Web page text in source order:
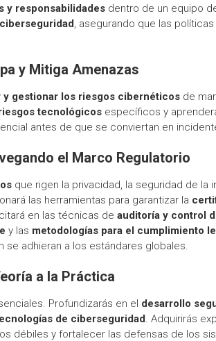
y responsabilidades dentro de un equipo
, asegurando que las
y Mitiga Amenazas
y gestionar los riesgos cibernéticos de
tecnológicos específicos y
antes de que se conviertan en
el Marco Regulatorio
que rigen la privacidad, la seguridad de la
las herramientas para garantizar la
en las técnicas de auditoría y control
y las metodologías para el cumplimiento
adhieran a los estándares globales.
a la Práctica
Profundizarás en el desarrollo
de ciberseguridad. Adquirirás
débiles y fortalecer las defensas de los